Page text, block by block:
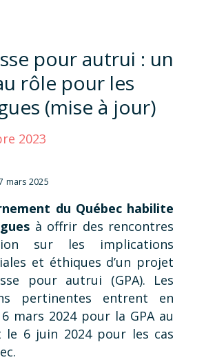
pour autrui : un
rôle pour les
(mise à jour)
2023
mars 2025
du Québec habilite
à offrir des rencontres
sur les implications
et éthiques d’un projet
pour autrui (GPA). Les
pertinentes entrent en
mars 2024 pour la GPA au
le 6 juin 2024 pour les cas